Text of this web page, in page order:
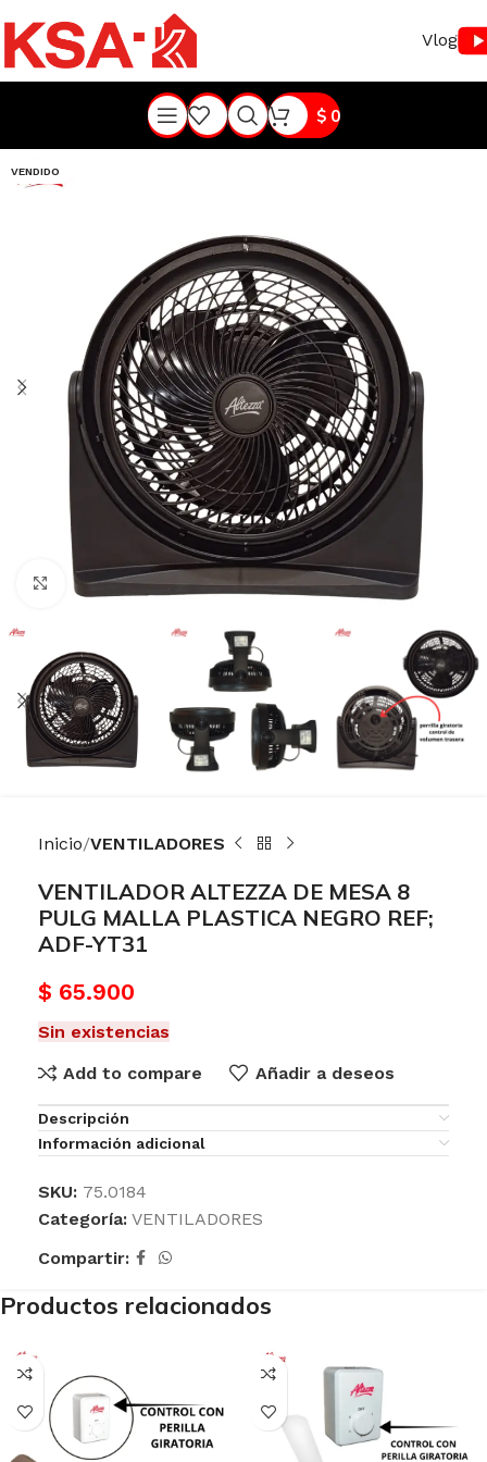
Vlog
$0
VENDIDO
Haga Click para agrandar
Inicio VENTILADORES
VENTILADOR ALTEZZA DE MESA 8
PULG MALLA PLASTICA NEGRO REF;
ADF-YT31
$ 65.900
Sin existencias
Add to compare
Añadir a deseos
Descripción
Información adicional
SKU: 75.0184
Categoría: VENTILADORES
Compartir:
Productos relacionados